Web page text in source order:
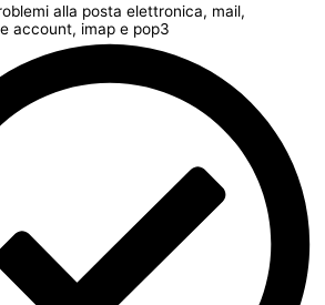
alla posta elettronica, mail,
account, imap e pop3